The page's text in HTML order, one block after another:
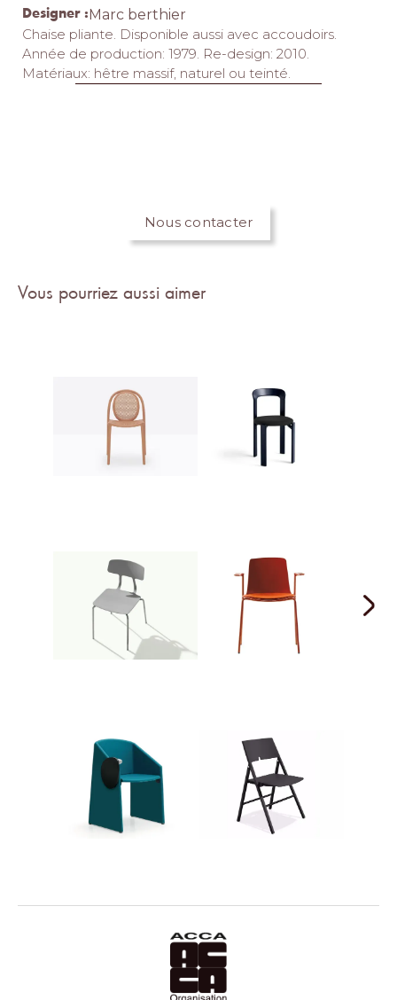
Designer :Marc berthier
Chaise pliante.‎ Disponible aussi avec accoudoirs.‎
Année de production: 1979.‎ Re-design: 2010.‎
Matériaux: hêtre massif, naturel ou teinté.‎
Nous contacter
Vous pourriez aussi aimer